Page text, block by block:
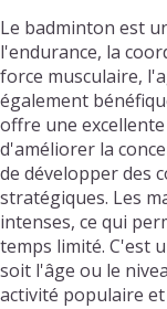
Le badminton est
l'endurance, la
force musculaire,
également
offre une
d'améliorer la
de développer des
stratégiques. Les
intenses, ce qui
temps limité. C'est
soit l'âge ou le
activité populaire et